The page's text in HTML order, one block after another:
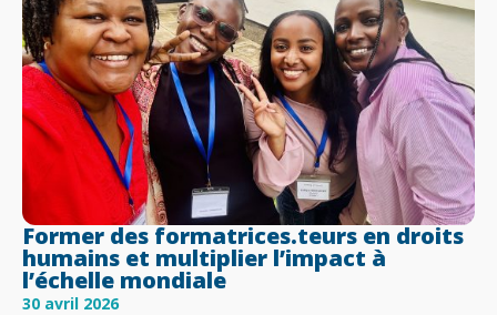
Former des formatrices.teurs en droits
humains et multiplier l’impact à
l’échelle mondiale
30 avril 2026